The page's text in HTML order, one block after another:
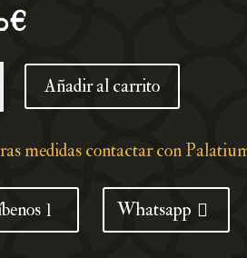
€
Añadir al carrito
medidas contactar con
Whatsapp